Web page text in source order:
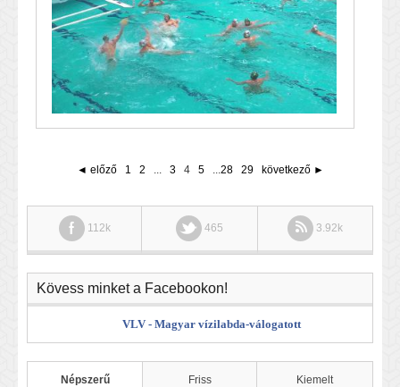
◄ előző 1 2 ... 3 4 5...28 29 következő ►
112k 465 3.92k
Kövess minket a Facebookon!
VLV - Magyar vízilabda-válogatott
Népszerű Friss Kiemelt